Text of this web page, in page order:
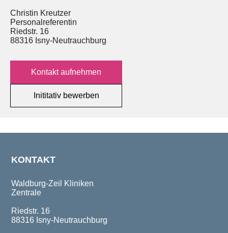
Christin Kreutzer
Personalreferentin
Riedstr. 16
88316 Isny-Neutrauchburg
Kontakt aufnehmen
Inititativ bewerben
KONTAKT
Waldburg-Zeil Kliniken
Zentrale
Riedstr. 16
88316 Isny-Neutrauchburg